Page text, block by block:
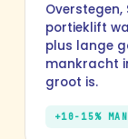
Overstegen,
portieklift
plus lange
mankracht
groot is.
+10-15%